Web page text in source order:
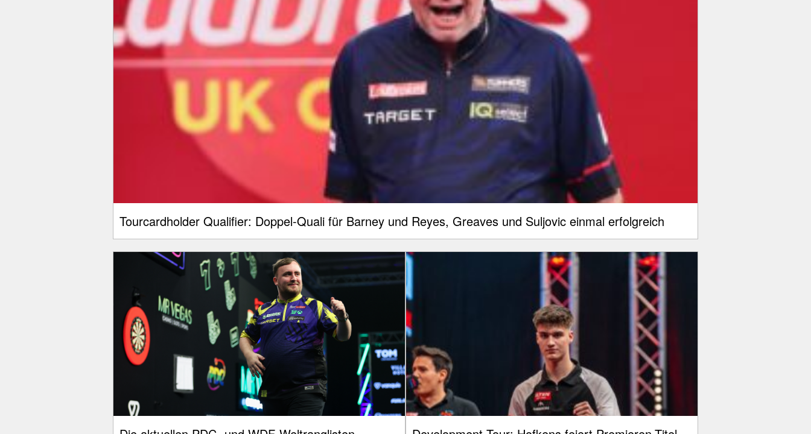
Tourcardholder Qualifier: Doppel-Quali für Barney und Reyes, Greaves und Suljovic einmal erfolgreich